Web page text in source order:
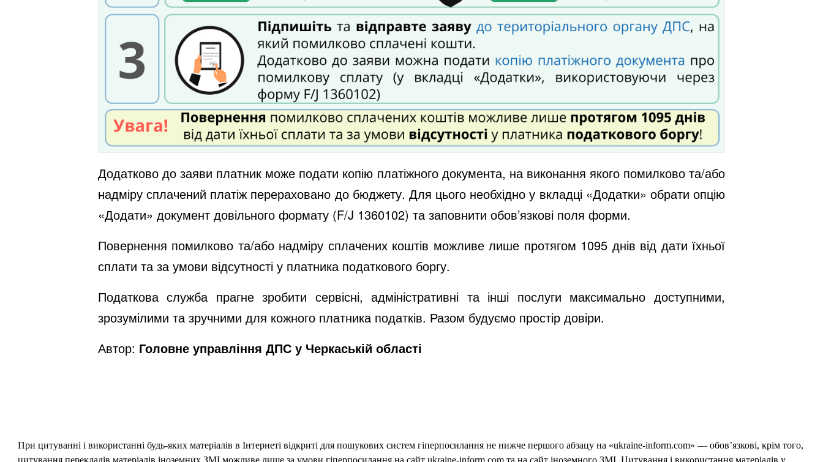
Додатково до заяви платник може подати копію платіжного документа, на виконання якого помилково та/або
надміру сплачений платіж перераховано до бюджету. Для цього необхідно у вкладці «Додатки» обрати опцію
«Додати» документ довільного формату (F/J 1360102) та заповнити обов’язкові поля форми.
Повернення помилково та/або надміру сплачених коштів можливе лише протягом 1095 днів від дати їхньої
сплати та за умови відсутності у платника податкового боргу.
Податкова служба прагне зробити сервісні, адміністративні та інші послуги максимально доступними,
зрозумілими та зручними для кожного платника податків. Разом будуємо простір довіри.
Автор: Головне управління ДПС у Черкаській області
При цитуванні і використанні будь-яких матеріалів в Інтернеті відкриті для пошукових систем гіперпосилання не нижче першого абзацу на «ukraine-inform.com» — обов’язкові, крім того,
цитування перекладів матеріалів іноземних ЗМІ можливе лише за умови гіперпосилання на сайт ukraine-inform.com та на сайт іноземного ЗМІ. Цитування і використання матеріалів у